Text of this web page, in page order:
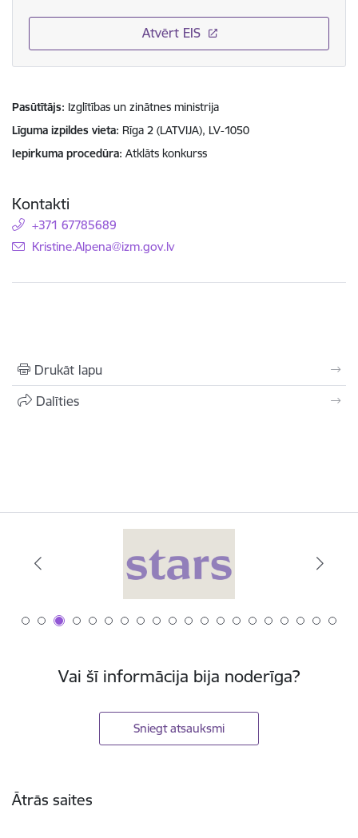
Atvērt EIS
Pasūtītājs Izglītības un zinātnes ministrija
Līguma izpildes vieta Rīga 2 (LATVIJA), LV-1050
Iepirkuma procedūra Atklāts konkurss
Kontakti
+371 67785689
E-pasts:
Kristine.Alpena@izm.gov.lv
Drukāt lapu
Dalīties
Vai šī informācija bija noderīga?
Sniegt atsauksmi
Ātrās saites